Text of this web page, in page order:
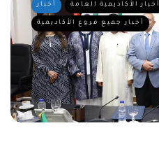
أخبار أخبار الأكاديمية العامة
أخبار جميع فروع الأكاديمية